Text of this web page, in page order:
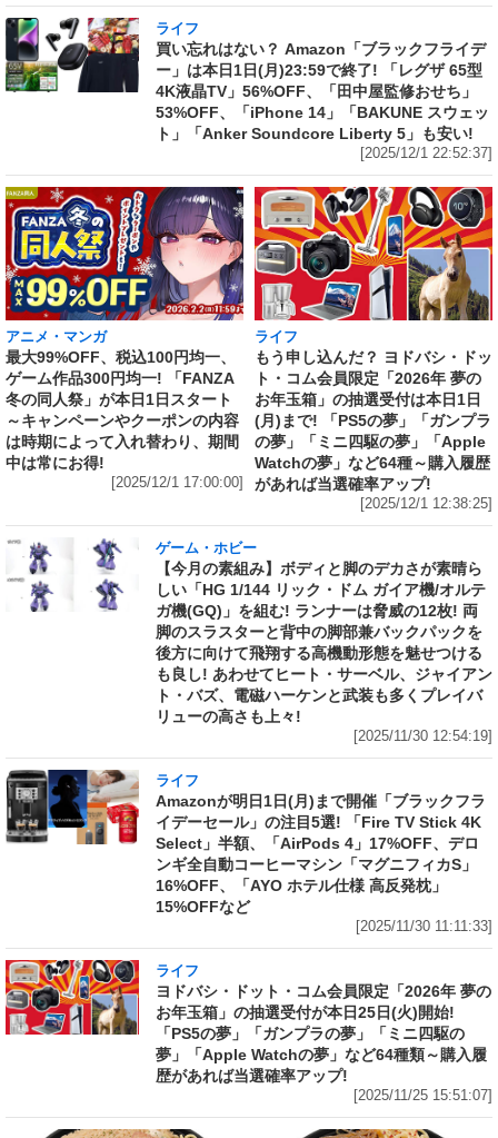
ライフ
買い忘れはない？ Amazon「ブラックフライデ
ー」は本日1日(月)23:59で終了! 「レグザ 65型
4K液晶TV」56%OFF、「田中屋監修おせち」
53%OFF、「iPhone 14」「BAKUNE スウェッ
ト」「Anker Soundcore Liberty 5」も安い!
[2025/12/1 22:52:37]
アニメ・マンガ
最大99%OFF、税込100円均一、
ゲーム作品300円均一! 「FANZA
冬の同人祭」が本日1日スタート
～キャンペーンやクーポンの内容
は時期によって入れ替わり、期間
中は常にお得!
[2025/12/1 17:00:00]
ライフ
もう申し込んだ？ ヨドバシ・ドッ
ト・コム会員限定「2026年 夢の
お年玉箱」の抽選受付は本日1日
(月)まで! 「PS5の夢」「ガンプラ
の夢」「ミニ四駆の夢」「Apple
Watchの夢」など64種～購入履歴
があれば当選確率アップ!
[2025/12/1 12:38:25]
ゲーム・ホビー
【今月の素組み】ボディと脚のデカさが素晴ら
しい「HG 1/144 リック・ドム ガイア機/オルテ
ガ機(GQ)」を組む! ランナーは脅威の12枚! 両
脚のスラスターと背中の脚部兼バックパックを
後方に向けて飛翔する高機動形態を魅せつける
も良し! あわせてヒート・サーベル、ジャイアン
ト・バズ、電磁ハーケンと武装も多くプレイバ
リューの高さも上々!
[2025/11/30 12:54:19]
ライフ
Amazonが明日1日(月)まで開催「ブラックフラ
イデーセール」の注目5選! 「Fire TV Stick 4K
Select」半額、「AirPods 4」17%OFF、デロ
ンギ全自動コーヒーマシン「マグニフィカS」
16%OFF、「AYO ホテル仕様 高反発枕」
15%OFFなど
[2025/11/30 11:11:33]
ライフ
ヨドバシ・ドット・コム会員限定「2026年 夢の
お年玉箱」の抽選受付が本日25日(火)開始!
「PS5の夢」「ガンプラの夢」「ミニ四駆の
夢」「Apple Watchの夢」など64種類～購入履
歴があれば当選確率アップ!
[2025/11/25 15:51:07]